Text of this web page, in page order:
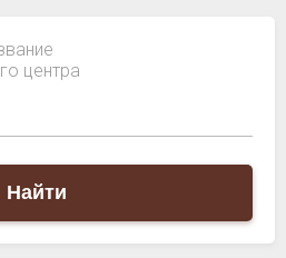
центра
Найти